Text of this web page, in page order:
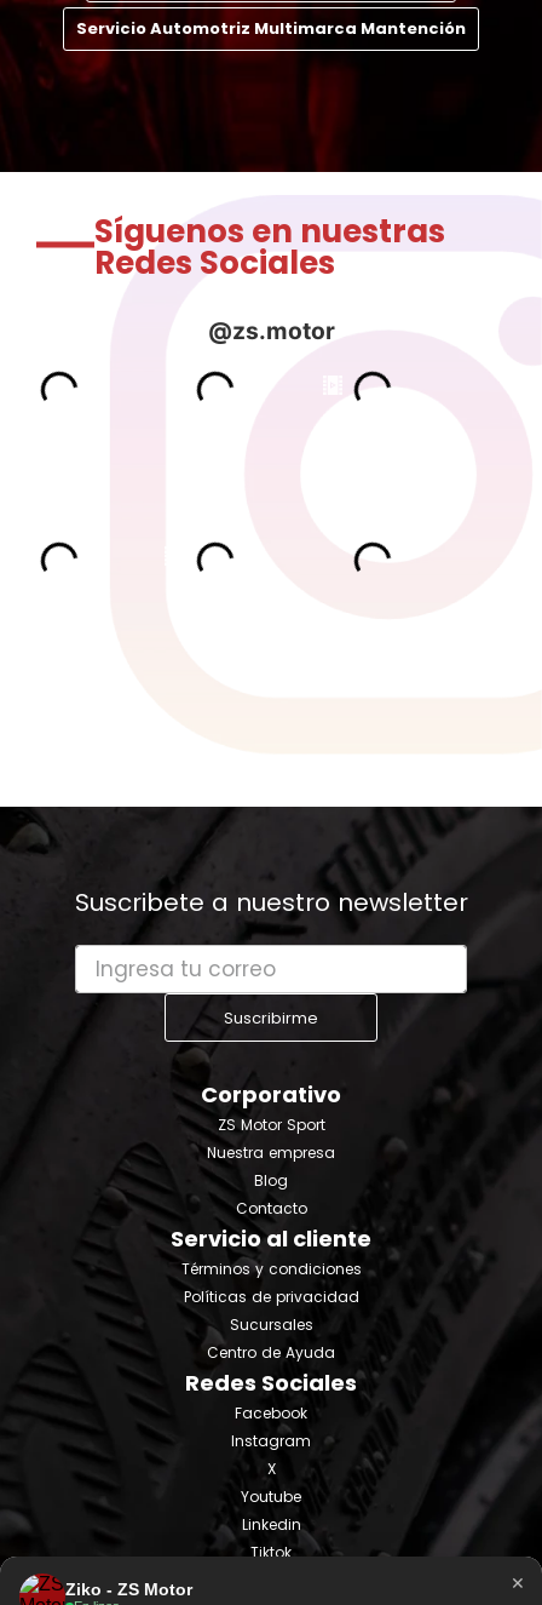
Servicio Automotriz Multimarca Mantención
Síguenos en nuestras
Redes Sociales
Suscribete a nuestro newsletter
Suscribirme
Corporativo
ZS Motor Sport
Nuestra empresa
Blog
Contacto
Servicio al cliente
Términos y condiciones
Políticas de privacidad
Sucursales
Centro de Ayuda
Redes Sociales
Facebook
Instagram
X
Youtube
Linkedin
Tiktok
Ziko - ZS Motor ×